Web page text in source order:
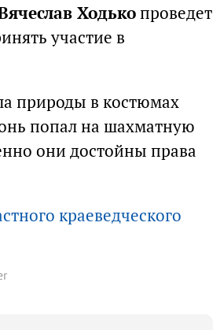
Ходькопроведет
участие в
природы в костюмах
попал на шахматную
они достойны права
краеведческого